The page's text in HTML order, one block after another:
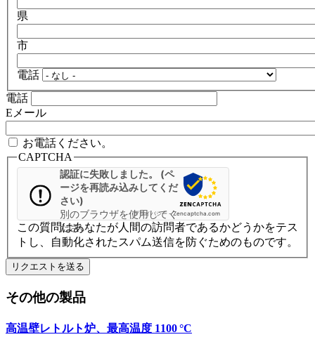
県
市
電話
電話
Eメール
お電話ください。
CAPTCHA
認証に失敗しました。 (ペ
ージを再読み込みしてくだ
さい)
別のブラウザを使用してく
ださい
プライバシー -Zencaptcha.com
この質問はあなたが人間の訪問者であるかどうかをテス
トし、自動化されたスパム送信を防ぐためのものです。
その他の製品
高温壁レトルト炉、最高温度 1100 °C